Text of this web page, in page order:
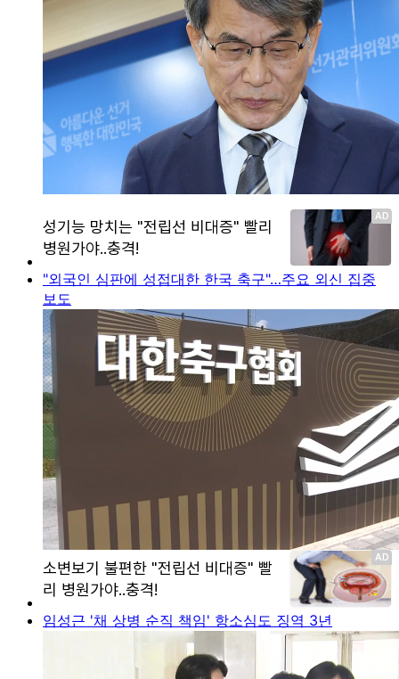
"외국인 심판에 성접대한 한국 축구"…주요 외신 집중
보도
임성근 '채 상병 순직 책임' 항소심도 징역 3년